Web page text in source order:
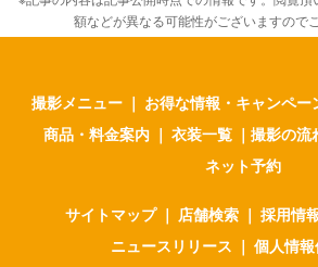
額などが異なる可能性がございますので
撮影メニュー ｜ お得な情報・キャンペー
商品・料金案内 ｜ 衣装一覧 ｜ 撮影の流
ネット予約
サイトマップ ｜ 店舗検索 ｜ 採用情
ニュースリリース ｜ 個人情